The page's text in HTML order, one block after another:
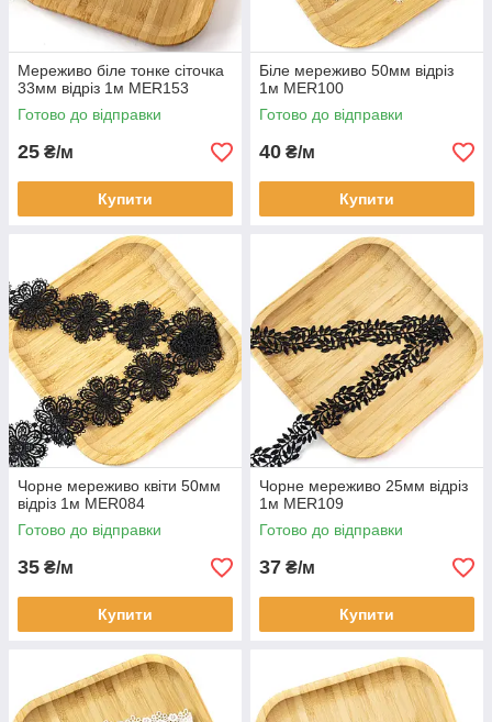
Мереживо біле тонке сіточка
33мм відріз 1м MER153
Готово до відправки
25 ₴/м
Купити
Біле мереживо 50мм відріз
1м MER100
Готово до відправки
40 ₴/м
Купити
Чорне мереживо квіти 50мм
відріз 1м MER084
Готово до відправки
35 ₴/м
Купити
Чорне мереживо 25мм відріз
1м MER109
Готово до відправки
37 ₴/м
Купити